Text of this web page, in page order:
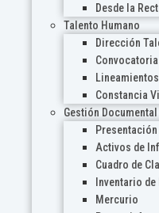
Desde la
Talento Humano
Dirección
Lineamientos
Constancia
Gestión Documental
Presentación
Activos de
Cuadro de
Inventario
Mercurio